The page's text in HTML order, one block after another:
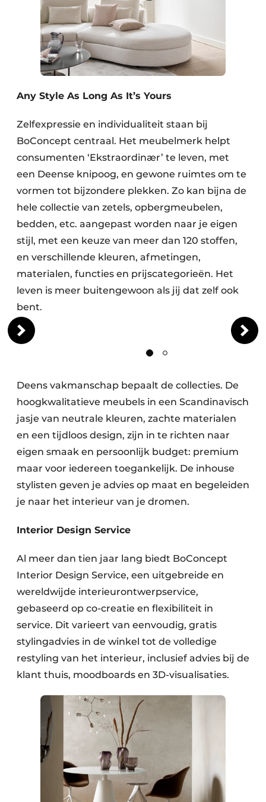
Any Style As Long As It’s Yours
Zelfexpressie en individualiteit staan bij
BoConcept centraal. Het meubelmerk helpt
consumenten ‘Ekstraordinær’ te leven, met
een Deense knipoog, en gewone ruimtes om te
vormen tot bijzondere plekken. Zo kan bijna de
hele collectie van zetels, opbergmeubelen,
bedden, etc. aangepast worden naar je eigen
stijl, met een keuze van meer dan 120 stoffen,
en verschillende kleuren, afmetingen,
materialen, functies en prijscategorieën. Het
leven is meer buitengewoon als jij dat zelf ook
bent.
Deens vakmanschap bepaalt de collecties. De
hoogkwalitatieve meubels in een Scandinavisch
jasje van neutrale kleuren, zachte materialen
en een tijdloos design, zijn in te richten naar
eigen smaak en persoonlijk budget: premium
maar voor iedereen toegankelijk. De inhouse
stylisten geven je advies op maat en begeleiden
je naar het interieur van je dromen.
Interior Design Service
Al meer dan tien jaar lang biedt BoConcept
Interior Design Service, een uitgebreide en
wereldwijde interieurontwerpservice,
gebaseerd op co-creatie en flexibiliteit in
service. Dit varieert van eenvoudig, gratis
stylingadvies in de winkel tot de volledige
restyling van het interieur, inclusief advies bij de
klant thuis, moodboards en 3D-visualisaties.